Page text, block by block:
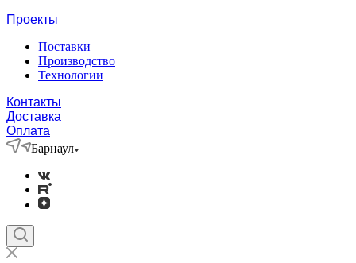
Проекты
Поставки
Производство
Технологии
Контакты
Доставка
Оплата
Барнаул